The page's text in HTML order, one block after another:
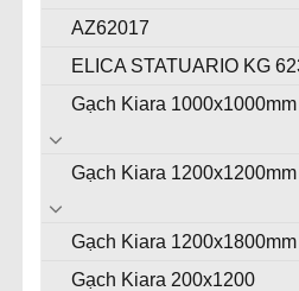
AZ62017
ELICA STATUARIO KG
Gạch Kiara 1000x1000mm
Gạch Kiara 1200x1200mm
Gạch Kiara 1200x1800mm
Gạch Kiara 200x1200